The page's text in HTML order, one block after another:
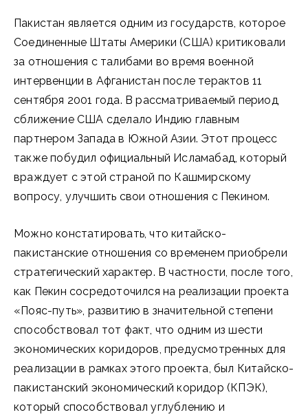
Пакистан является одним из государств, которое
Соединенные Штаты Америки (США) критиковали
за отношения с талибами во время военной
интервенции в Афганистан после терактов 11
сентября 2001 года. В рассматриваемый период
сближение США сделало Индию главным
партнером Запада в Южной Азии. Этот процесс
также побудил официальный Исламабад, который
враждует с этой страной по Кашмирскому
вопросу, улучшить свои отношения с Пекином.
Можно констатировать, что китайско-
пакистанские отношения со временем приобрели
стратегический характер. В частности, после того,
как Пекин сосредоточился на реализации проекта
«Пояс-путь», развитию в значительной степени
способствовал тот факт, что одним из шести
экономических коридоров, предусмотренных для
реализации в рамках этого проекта, был Китайско-
пакистанский экономический коридор (КПЭК),
который способствовал углублению и